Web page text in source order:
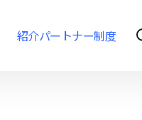
紹介パートナー制度